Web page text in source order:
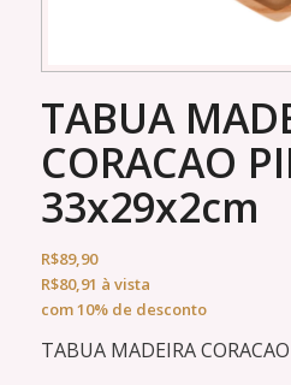
TABUA
CORACAO
33x29x2cm
R$89,90
R$80,91 à vista
com 10% de desconto
TABUA MADEIRA